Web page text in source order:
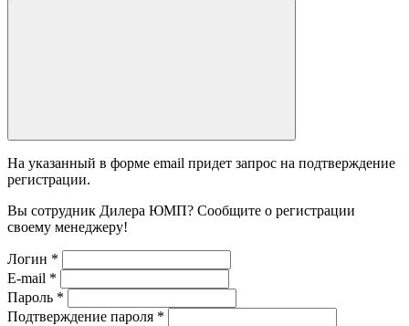
На указанный в форме email придет запрос на подтверждение
регистрации.
Вы сотрудник Дилера ЮМП? Сообщите о регистрации
своему менеджеру!
Логин *
E-mail *
Пароль *
Подтверждение пароля *